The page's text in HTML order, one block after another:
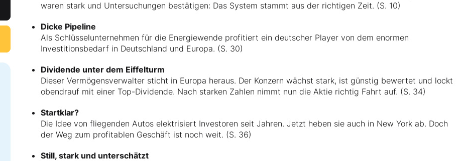
waren stark und Untersuchungen bestätigen: Das System stammt aus der richtigen Zeit. (S. 10)
Dicke Pipeline
Als Schlüsselunternehmen für die Energiewende profitiert ein deutscher Player von dem enormen
Investitionsbedarf in Deutschland und Europa. (S. 30)
Dividende unter dem Eiffelturm
Dieser Vermögensverwalter sticht in Europa heraus. Der Konzern wächst stark, ist günstig bewertet und lockt
obendrauf mit einer Top-Dividende. Nach starken Zahlen nimmt nun die Aktie richtig Fahrt auf. (S. 34)
Startklar?
Die Idee von fliegenden Autos elektrisiert Investoren seit Jahren. Jetzt heben sie auch in New York ab. Doch
der Weg zum profitablen Geschäft ist noch weit. (S. 36)
Still, stark und unterschätzt